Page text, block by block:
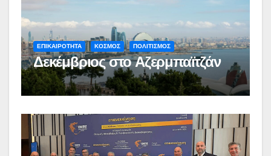
ΕΠΙΚΑΙΡΟΤΗΤΑ ΚΟΣΜΟΣ ΠΟΛΙΤΙΣΜΟΣ
Δεκέμβριος στο Αζερμπαϊτζάν